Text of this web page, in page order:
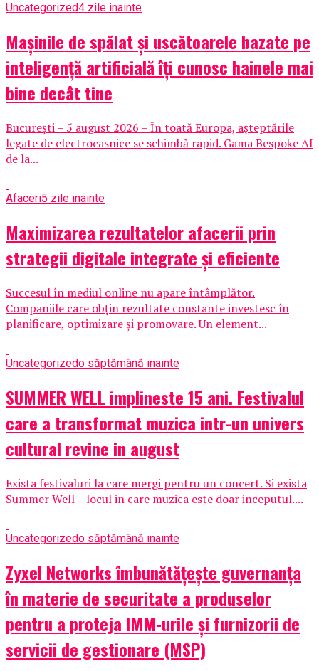
Uncategorized4 zile inainte
Mașinile de spălat și uscătoarele bazate pe
inteligență artificială îți cunosc hainele mai
bine decât tine
București – 5 august 2026 – În toată Europa, așteptările
legate de electrocasnice se schimbă rapid. Gama Bespoke AI
de la...
Afaceri5 zile inainte
Maximizarea rezultatelor afacerii prin
strategii digitale integrate și eficiente
Succesul în mediul online nu apare întâmplător.
Companiile care obțin rezultate constante investesc în
planificare, optimizare și promovare. Un element...
Uncategorizedo săptămână inainte
SUMMER WELL implineste 15 ani. Festivalul
care a transformat muzica intr-un univers
cultural revine in august
Exista festivaluri la care mergi pentru un concert. Si exista
Summer Well – locul in care muzica este doar inceputul....
Uncategorizedo săptămână inainte
Zyxel Networks îmbunătățește guvernanța
în materie de securitate a produselor
pentru a proteja IMM-urile și furnizorii de
servicii de gestionare (MSP)